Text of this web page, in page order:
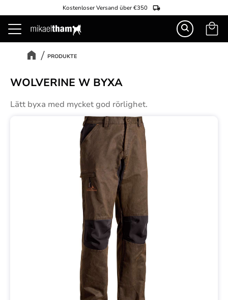
Menü
Kostenloser Versand über €350
PRODUKTE
WOLVERINE W BYXA
Lätt byxa med mycket god rörlighet.